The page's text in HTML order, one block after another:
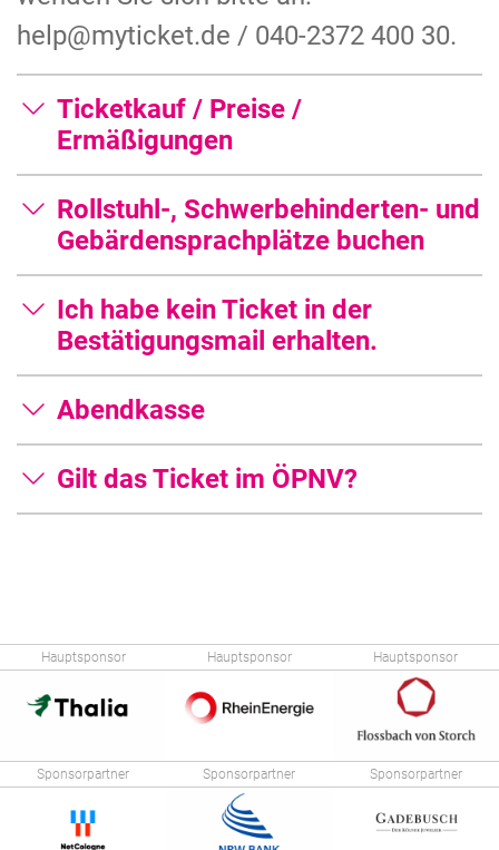
help@myticket.de / 040-2372 400 30.
Ticketkauf / Preise /
Ermäßigungen
Rollstuhl-, Schwerbehinderten- und
Gebärdensprachplätze buchen
Ich habe kein Ticket in der
Bestätigungsmail erhalten.
Abendkasse
Gilt das Ticket im ÖPNV?
Hauptsponsor Hauptsponsor Hauptsponsor
Sponsorpartner Sponsorpartner Sponsorpartner